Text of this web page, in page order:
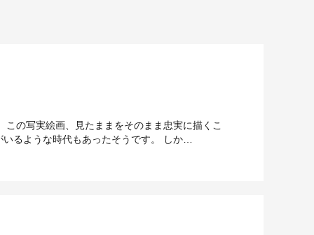
の写実絵画、見たままをそのまま忠実に描くこ
るような時代もあったそうです。 しか…